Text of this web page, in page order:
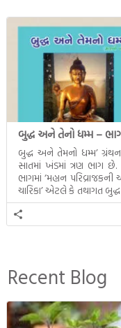
બુદ્ધ અને તેનો ધમ્મ –
બુદ્ધ અને તેમનો ધમ્મ’
સાતમાં ખંડમાં ત્રણ ભાગ છે.
ભાગમાં ‘મહાન પરિવ્રાજકની
ચારિકા’ એટલે કે તથાગત બુદ્ધ
સતત પરિભ્રમણ કરતા
સાથે ફરી
મુલાકાત, બીજા ભાગમાં
ઉત્તરાધિકારી તરીકે સ્થાપે
દૃશ્યો અંકિત થયાં છે. ટૂંકમાં
જીવનના અંતિમ દિવસોની
પરિપાક જોવા મળે […]
Recent Blog